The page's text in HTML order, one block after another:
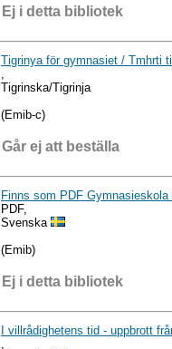
Ej i detta bibliotek
Tigrinya för gymnasiet / Tmhrti
Tigrinska/Tigrinja
(Emib-c)
Går ej att beställa
Finns som PDF Gymnasieskola
PDF,
Svenska
(Emib)
Ej i detta bibliotek
I villrådighetens tid - uppbrott